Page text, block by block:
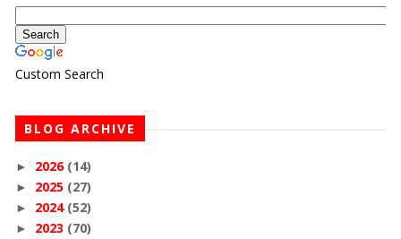
Custom Search
BLOG ARCHIVE
► 2026 (14)
► 2025 (27)
► 2024 (52)
► 2023 (70)